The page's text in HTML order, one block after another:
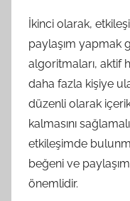
İkinci olarak,
paylaşım yapmak
algoritmaları, aktif
daha fazla kişiye
düzenli olarak
kalmasını
etkileşimde
beğeni ve
önemlidir.